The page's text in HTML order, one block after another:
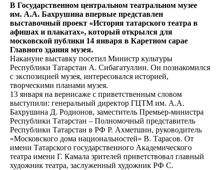
В Государственном центральном театральном музее
им. А.А. Бахрушина впервые представлен
выставочный проект «История татарского театра в
афишах и плакатах», который открылся для
московской публики 14 января в Каретном сарае
Главного здания музея.
Накануне выставку посетил Министр культуры
Республики Татарстан А. Сибагатуллин. Он познакомился
с экспозицией музея, интересовался историей,
творческими планами музея.
13 января на вернисаже с приветственным словом
выступили: генеральный директор ГЦТМ им. А.А.
Бахрушина Д. Родионов, заместитель Премьер-министра
Республики Татарстан – Полномочный представитель
Республики Татарстан в РФ Р. Ахметшин, руководитель
«Московского дома национальностей» В. Тарасов. От
имени Татарского государственного Академического
театра имени Г. Камала зрителей приветствовал главный
художник театра, заслуженный художник РФ С.